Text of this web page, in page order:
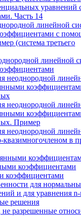
уравнений
Часть 14
линейной
с
(система третьего
линейной
неоднородной
неоднородной
Пример
неоднородной
квазимногочленом в
коэффициентами
коэффициентами
для
и для уравнения n-
решения
разрешенные